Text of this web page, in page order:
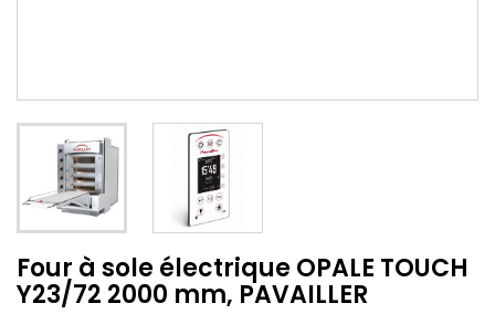
Four à sole électrique OPALE TOUCH
Y23/72 2000 mm, PAVAILLER